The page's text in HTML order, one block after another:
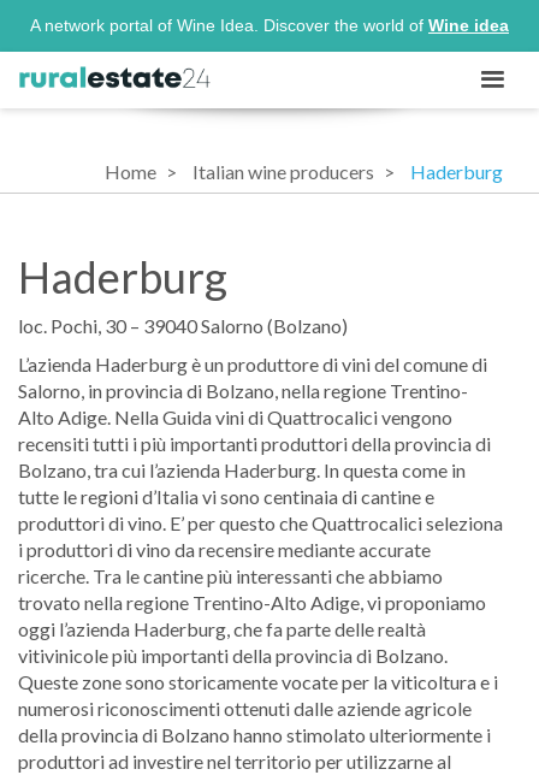
A network portal of Wine Idea. Discover the world of Wine idea
Home Italian wine producers Haderburg
Haderburg
loc. Pochi, 30 – 39040 Salorno (Bolzano)
L’azienda Haderburg è un produttore di vini del comune di
Salorno, in provincia di Bolzano, nella regione Trentino-
Alto Adige. Nella Guida vini di Quattrocalici vengono
recensiti tutti i più importanti produttori della provincia di
Bolzano, tra cui l’azienda Haderburg. In questa come in
tutte le regioni d’Italia vi sono centinaia di cantine e
produttori di vino. E’ per questo che Quattrocalici seleziona
i produttori di vino da recensire mediante accurate
ricerche. Tra le cantine più interessanti che abbiamo
trovato nella regione Trentino-Alto Adige, vi proponiamo
oggi l’azienda Haderburg, che fa parte delle realtà
vitivinicole più importanti della provincia di Bolzano.
Queste zone sono storicamente vocate per la viticoltura e i
numerosi riconoscimenti ottenuti dalle aziende agricole
della provincia di Bolzano hanno stimolato ulteriormente i
produttori ad investire nel territorio per utilizzarne al